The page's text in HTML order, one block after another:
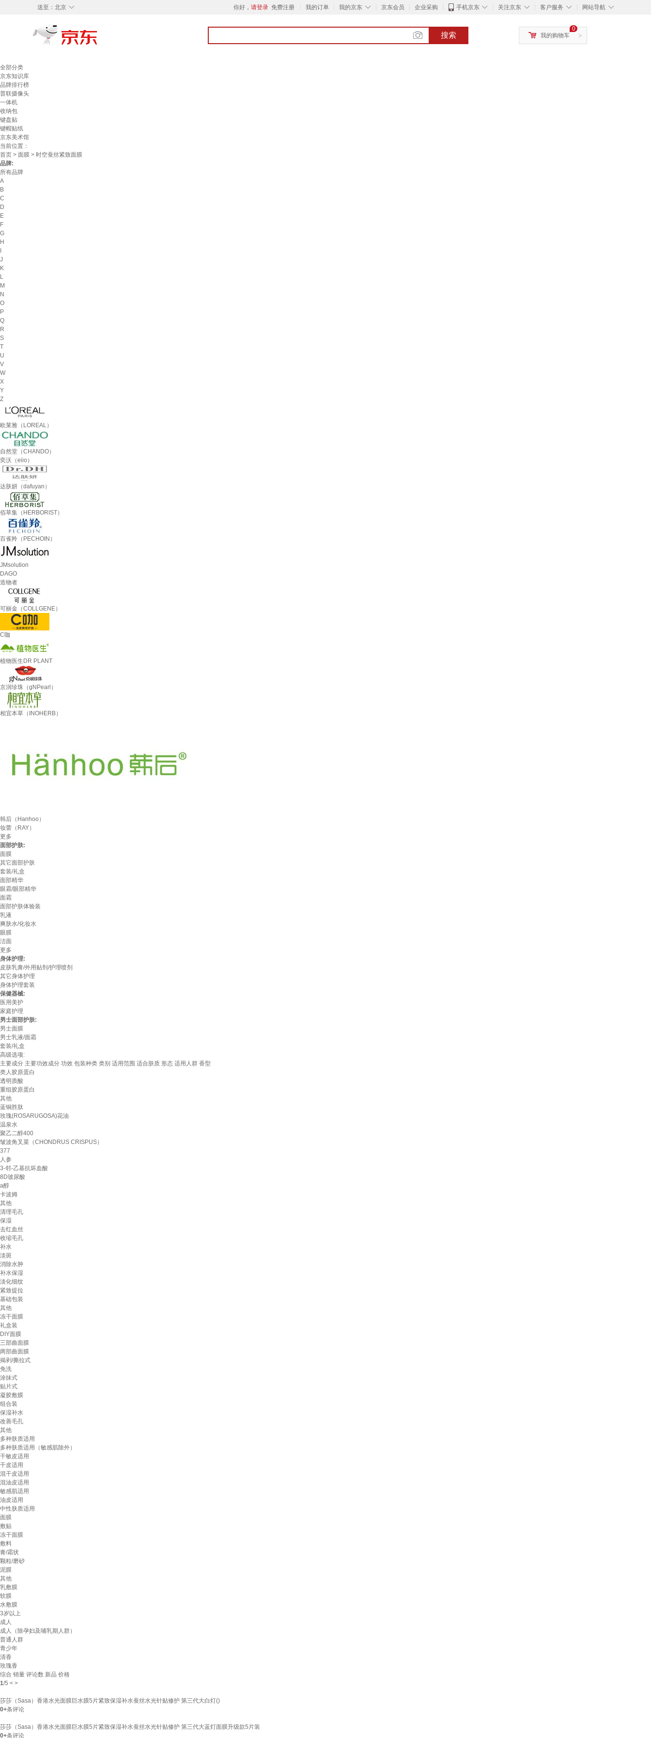
◇
送至： 北京 你好， 请登录 免费注册 我的订单 ◇
我的京东 京东会员 企业采购 ◇
手机京东 ◇
关注京东 ◇
客户服务 ◇
网站导航
搜索 >
0
我的购物车
全部分类
京东知识库
品牌排行榜
普联摄像头
一体机
收纳包
键盘贴
键帽贴纸
京东美术馆
当前位置：
首页 > 面膜 > 时空蚕丝紧致面膜
品牌:
所有品牌
A
B
C
D
E
F
G
H
J
K
L
M
N
O
P
Q
R
S
T
U
V
W
X
Y
Z
欧莱雅（LOREAL）
自然堂（CHANDO）
奕沃（eiio）
达肤妍（dafuyan）
佰草集（HERBORIST）
百雀羚（PECHOIN）
JMsolution
DAGO
造物者
可丽金（COLLGENE）
C咖
植物医生DR PLANT
京润珍珠（gNPearl）
相宜本草（INOHERB）
韩后（Hanhoo）
妆蕾（RAY）
更多
面部护肤:
面膜
其它面部护肤
套装/礼盒
面部精华
眼霜/眼部精华
面霜
面部护肤体验装
乳液
爽肤水/化妆水
眼膜
洁面
更多
身体护理:
皮肤乳膏/外用贴剂/护理喷剂
其它身体护理
身体护理套装
保健器械:
医用美护
家庭护理
男士面部护肤:
男士面膜
男士乳液/面霜
套装/礼盒
高级选项:
主要成分 主要功效成分 功效 包装种类 类别 适用范围 适合肤质 形态 适用人群 香型
类人胶原蛋白
透明质酸
重组胶原蛋白
其他
蓝铜胜肽
玫瑰(ROSARUGOSA)花油
温泉水
聚乙二醇400
皱波角叉菜（CHONDRUS CRISPUS）
377
人参
3-邻-乙基抗坏血酸
8D玻尿酸
a醇
卡波姆
其他
清理毛孔
保湿
去红血丝
收缩毛孔
补水
淡斑
消除水肿
补水保湿
淡化细纹
紧致提拉
基础包装
其他
冻干面膜
礼盒装
DIY面膜
三部曲面膜
两部曲面膜
揭剥/撕拉式
免洗
涂抹式
贴片式
凝胶敷膜
组合装
保湿补水
改善毛孔
其他
多种肤质适用
多种肤质适用（敏感肌除外）
干敏皮适用
干皮适用
混干皮适用
混油皮适用
敏感肌适用
油皮适用
中性肤质适用
面膜
敷贴
冻干面膜
敷料
膏/霜状
颗粒/磨砂
泥膜
其他
乳敷膜
软膜
水敷膜
3岁以上
成人
成人（除孕妇及哺乳期人群）
普通人群
青少年
清香
玫瑰香
综合 销量 评论数 新品 价格
1/5 < >
莎莎（Sasa）香港水光面膜巨水膜5片紧致保湿补水蚕丝水光针贴修护 第三代大白灯()
0+条评论
莎莎（Sasa）香港水光面膜巨水膜5片紧致保湿补水蚕丝水光针贴修护 第三代大蓝灯面膜升级款5片装
0+条评论